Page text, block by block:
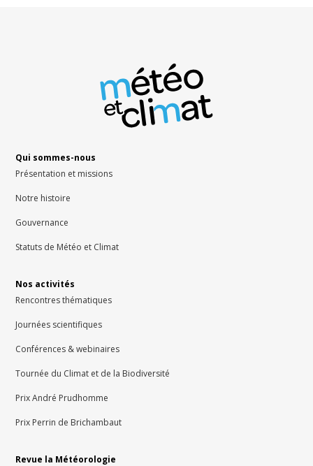
Qui sommes-nous
Présentation et missions
Notre histoire
Gouvernance
Statuts de Météo et Climat
Nos activités
Rencontres thématiques
Journées scientifiques
Conférences & webinaires
Tournée du Climat et de la Biodiversité
Prix André Prudhomme
Prix Perrin de Brichambaut
Revue la Météorologie